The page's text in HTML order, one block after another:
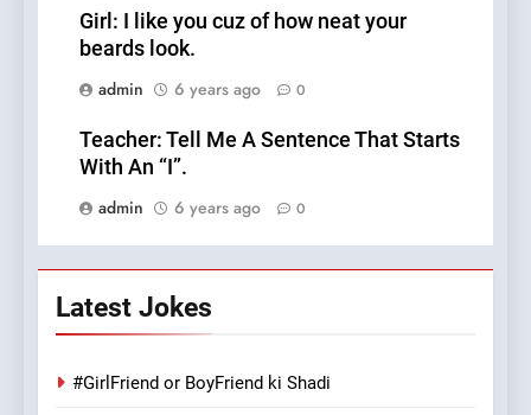
Girl: I like you cuz of how neat your
beards look.
admin
6 years ago 0
Teacher: Tell Me A Sentence That Starts
With An “I”.
admin
6 years ago 0
Latest Jokes
#GirlFriend or BoyFriend ki Shadi